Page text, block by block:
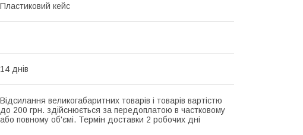
Пластиковий кейс
14 днів
Відсилання великогабаритних товарів і товарів вартістю
до 200 грн. здійснюється за передоплатою в частковому
або повному об'ємі. Термін доставки 2 робочих дні